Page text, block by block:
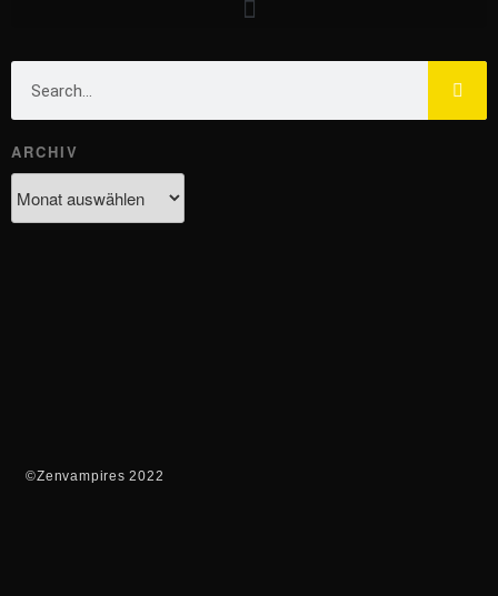
ARCHIV
©Zenvampires 2022